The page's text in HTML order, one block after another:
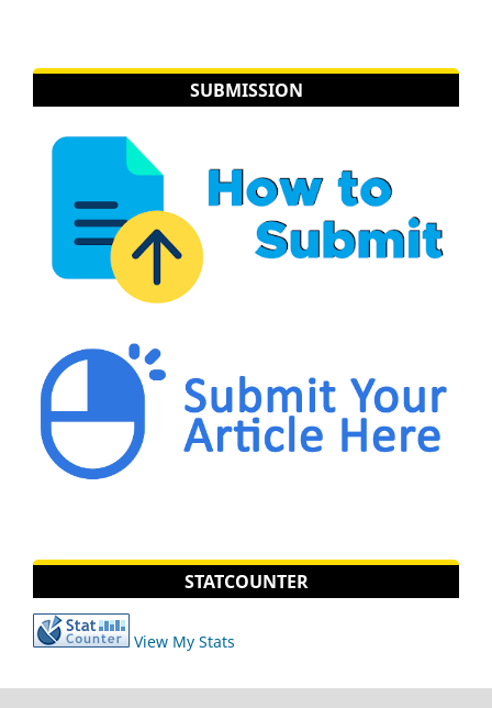
SUBMISSION
STATCOUNTER
View My Stats